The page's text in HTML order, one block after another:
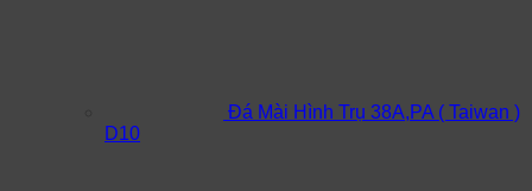
Đá Mài Hình Trụ 38A,PA ( Taiwan )
D10